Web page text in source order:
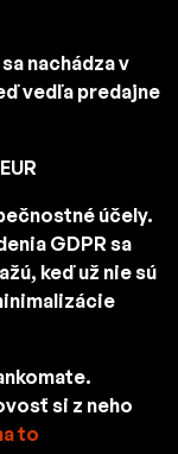
nachádza v
vedľa predajne
účely.
GDPR sa
keď už nie sú
si z neho
to